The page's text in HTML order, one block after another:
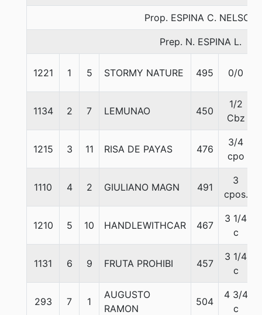
Prop. ESPINA C. NELSON
Prep. N. ESPINA L.
1221 1 5 STORMY NATURE 495 0/0
1134 2 7 LEMUNAO 450
1/2
Cbz
1215 3 11 RISA DE PAYAS 476
3/4
cpo
1110 4 2 GIULIANO MAGN 491
3
cpos.
1210 5 10 HANDLEWITHCAR 467
3 1/4
c
1131 6 9 FRUTA PROHIBI 457
3 1/4
c
293 7 1
AUGUSTO
RAMON
504
4 3/4
c